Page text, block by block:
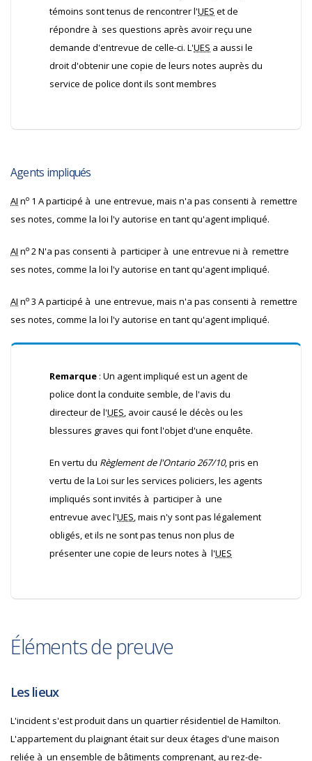
témoins sont tenus de rencontrer l'UES et de
répondre à ses questions après avoir reçu une
demande d'entrevue de celle-ci. L'UES a aussi le
droit d'obtenir une copie de leurs notes auprès du
service de police dont ils sont membres
Agents impliqués
AI no 1 A participé à une entrevue, mais n'a pas consenti à remettre
ses notes, comme la loi l'y autorise en tant qu'agent impliqué.
AI no 2 N'a pas consenti à participer à une entrevue ni à remettre
ses notes, comme la loi l'y autorise en tant qu'agent impliqué.
AI no 3 A participé à une entrevue, mais n'a pas consenti à remettre
ses notes, comme la loi l'y autorise en tant qu'agent impliqué.
Remarque : Un agent impliqué est un agent de
police dont la conduite semble, de l'avis du
directeur de l'UES, avoir causé le décès ou les
blessures graves qui font l'objet d'une enquête.
En vertu du Règlement de l'Ontario 267/10, pris en
vertu de la Loi sur les services policiers, les agents
impliqués sont invités à participer à une
entrevue avec l'UES, mais n'y sont pas légalement
obligés, et ils ne sont pas tenus non plus de
présenter une copie de leurs notes à l'UES
Éléments de preuve
Les lieux
L'incident s'est produit dans un quartier résidentiel de Hamilton.
L'appartement du plaignant était sur deux étages d'une maison
reliée à un ensemble de bâtiments comprenant, au rez-de-